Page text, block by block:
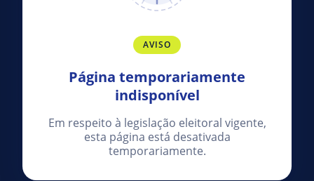
AVISO
Página temporariamente
indisponível
Em respeito à legislação eleitoral vigente,
esta página está desativada
temporariamente.